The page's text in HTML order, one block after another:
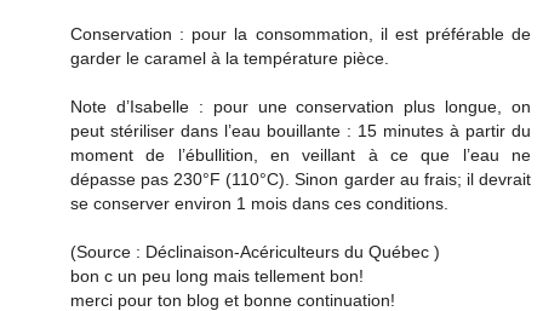
Conservation : pour la consommation, il est préférable de
garder le caramel à la température pièce.
Note d’Isabelle : pour une conservation plus longue, on
peut stériliser dans l’eau bouillante : 15 minutes à partir du
moment de l’ébullition, en veillant à ce que l’eau ne
dépasse pas 230°F (110°C). Sinon garder au frais; il devrait
se conserver environ 1 mois dans ces conditions.
(Source : Déclinaison-Acériculteurs du Québec )
bon c un peu long mais tellement bon!
merci pour ton blog et bonne continuation!